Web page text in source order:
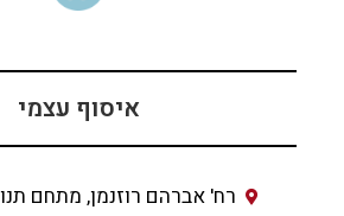
איסוף עצמי
רח' אברהם רוזנמן, מתחם